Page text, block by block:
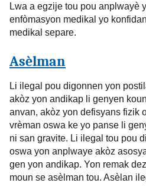
Lwa a egzije tou pou anplwayè
enfòmasyon medikal yo
medikal separe.
Asèlman
Li ilegal pou digonnen yon
akòz yon andikap li genyen
anvan, akòz yon defisyans fizik
vrèman oswa ke yo panse li
ni san gravite. Li ilegal tou pou
oswa yon anplwaye akòz
gen yon andikap. Yon remak
moun se asèlman tou. Asèlan